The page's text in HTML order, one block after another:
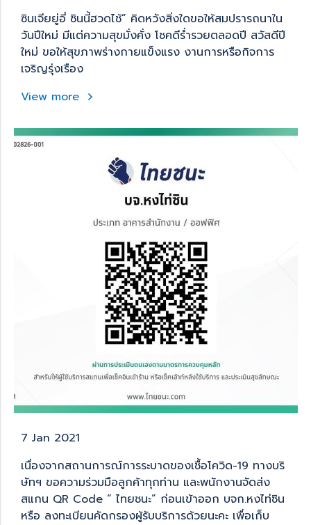
ซินเจียยู่อี่ ซินนี้ฮวดไช้” คิดหวังสิ่งใดขอให้สมปรารถนาใน
วันปีใหม่ มีแต่ความสุขมั่งคั่ง โชคดีร่ำรวยตลอดปี สวัสดีปี
ใหม่ ขอให้สุขภาพร่างกายแข็งแรง งานการหรือกิจการ
เจริญรุ่งเรือง
View more
7 Jan 2021
เนื่องจากสถานการณ์การระบาดของเชื้อโควิด-19 ทางบริ
ษัทฯ ขอความร่วมมือลูกค้าทุกท่าน และพนักงานจัดส่ง
สแกน QR Code “ ไทยชนะ” ก่อนเข้าออก บจก.หงไท่ซิน
หรือ ลงทะเบียนคัดกรองผู้รับบริการด้วยนะคะ เพื่อเก็บ